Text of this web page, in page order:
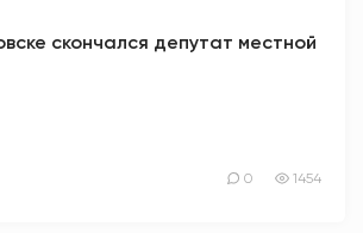
скончался депутат местной
0 1454